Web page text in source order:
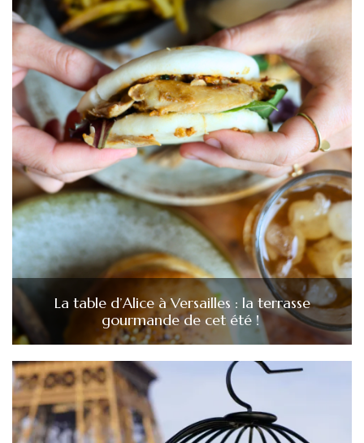
La table d’Alice à Versailles : la terrasse
gourmande de cet été !